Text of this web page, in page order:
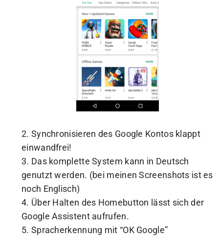
2. Synchronisieren des Google Kontos klappt
einwandfrei!
3. Das komplette System kann in Deutsch
genutzt werden. (bei meinen Screenshots ist es
noch Englisch)
4. Über Halten des Homebutton lässt sich der
Google Assistent aufrufen.
5. Spracherkennung mit “OK Google”